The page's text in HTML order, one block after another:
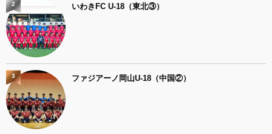
いわきFC U-18（東北③）
2
ファジアーノ岡山U-18（中国②）
3